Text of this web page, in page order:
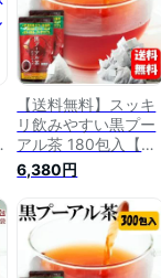
【送料無料】スッキ
リ飲みやすい黒プー
アル茶 180包入【機
能性表示食品】体脂
肪や食後の血糖値が
気になる方におすす
め♪血糖値が気になる
方へ 血糖値 血糖値
改善 下げる お茶 の
6,380円